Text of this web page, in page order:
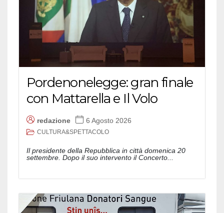
Pordenonelegge: gran finale
con Mattarella e Il Volo
redazione 6 Agosto 2026
CULTURA&SPETTACOLO
Il presidente della Repubblica in città domenica 20
settembre. Dopo il suo intervento il Concerto...